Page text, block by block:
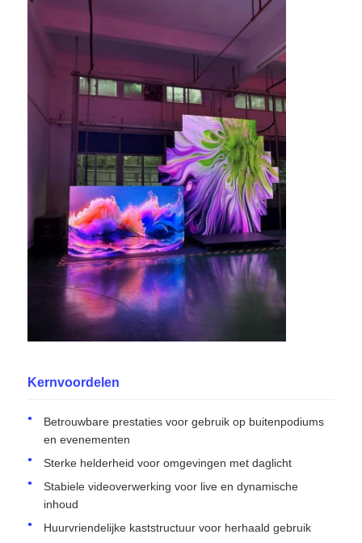
SMD LED Scherm
Buiten LED-displaybord
Buiten geleid reclamebord
Kernvoordelen
Betrouwbare prestaties voor gebruik op buitenpodiums
en evenementen
Sterke helderheid voor omgevingen met daglicht
Stabiele videoverwerking voor live en dynamische
inhoud
Huurvriendelijke kaststructuur voor herhaald gebruik